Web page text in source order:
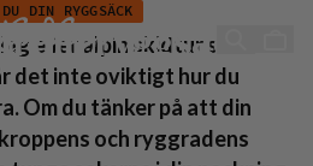
DIN RYGGSÄCK
din ryggsäck
eller alpin skidtur så
det inte oviktigt hur du
Om du tänker på att din
och ryggradens